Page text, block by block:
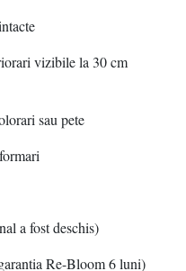
vizibile la 30 cm
sau pete
a fost deschis)
Re-Bloom 6 luni)